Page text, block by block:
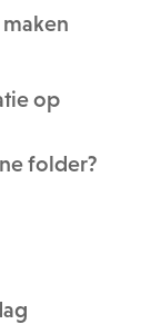
op
folder?